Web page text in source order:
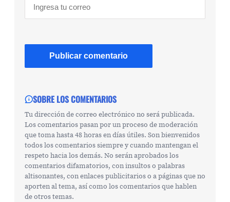
SOBRE LOS COMENTARIOS
Tu dirección de correo electrónico no será publicada.
Los comentarios pasan por un proceso de moderación
que toma hasta 48 horas en días útiles. Son bienvenidos
todos los comentarios siempre y cuando mantengan el
respeto hacia los demás. No serán aprobados los
comentarios difamatorios, con insultos o palabras
altisonantes, con enlaces publicitarios o a páginas que no
aporten al tema, así como los comentarios que hablen
de otros temas.